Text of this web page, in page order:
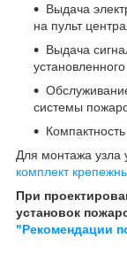
Выдача
на пульт
Выдача
установленного
системы
Для монтажа узла
комплект
При
установок
"Рекомендации